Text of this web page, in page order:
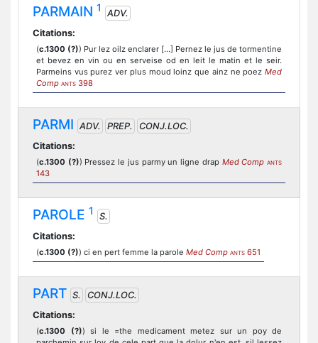
PARMAIN 1
ADV.
Citations:
(c.1300 (?)) Pur lez oilz enclarer [...] Pernez le jus de tormentine
et bevez en vin ou en serveise od en leit le matin et le seir.
Parmeins vus purez ver plus moud loinz que ainz ne poez Med
Comp ANTS 398
PARMI ADV. PREP.
CONJ.LOC.
Citations:
(c.1300 (?)) Pressez le jus parmy un ligne drap Med Comp ANTS
143
PAROLE 1
S.
Citations:
(c.1300 (?)) ci en pert femme la parole Med Comp ANTS 651
PART S.
CONJ.LOC.
Citations:
(c.1300 (?)) si le =the medicament metez sur un poy de